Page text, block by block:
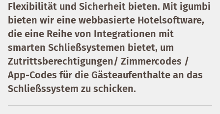
Flexibilität und Sicherheit bieten. Mit igumbi
bieten wir eine webbasierte Hotelsoftware,
die eine Reihe von Integrationen mit
smarten Schließsystemen bietet, um
Zutrittsberechtigungen/ Zimmercodes /
App-Codes für die Gästeaufenthalte an das
Schließssystem zu schicken.